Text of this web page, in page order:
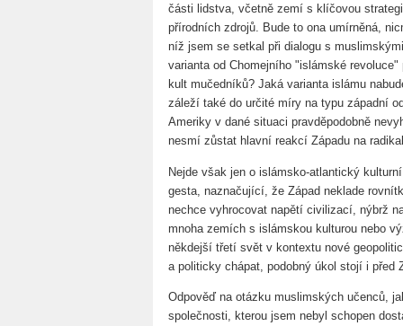
části lidstva, včetně zemí s klíčovou
přírodních zdrojů. Bude to ona umírněná,
níž jsem se setkal při dialogu s
varianta od Chomejního "islámské
kult mučedníků? Jaká varianta islámu
záleží také do určité míry na typu západní
Ameriky v dané situaci pravděpodobně
nesmí zůstat hlavní reakcí Západu na
Nejde však jen o islámsko-atlantický
gesta, naznačující, že Západ neklade
nechce vyhrocovat napětí civilizací, nýbrž
mnoha zemích s islámskou kulturou nebo
někdejší třetí svět v kontextu nové
a politicky chápat, podobný úkol stojí i před
Odpověď na otázku muslimských učenců,
společnosti, kterou jsem nebyl schopen